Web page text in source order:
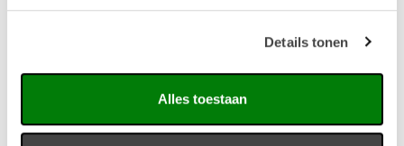
Details tonen
Alles toestaan
Van Esch paraplustandaard Tertio P
De Van Esch paraplubakken Tertio P70 en P100 zijn